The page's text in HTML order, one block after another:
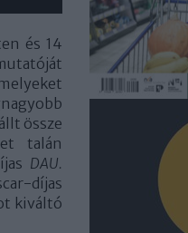
és 14
össze
talán
DAU.
díjas
kiváltó